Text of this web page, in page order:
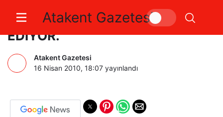
Atakent Gazetesi
TEŞKİLAT ÜYELERİ İSTİFA
EDİYOR.
Atakent Gazetesi
16 Nisan 2010, 18:07 yayınlandı